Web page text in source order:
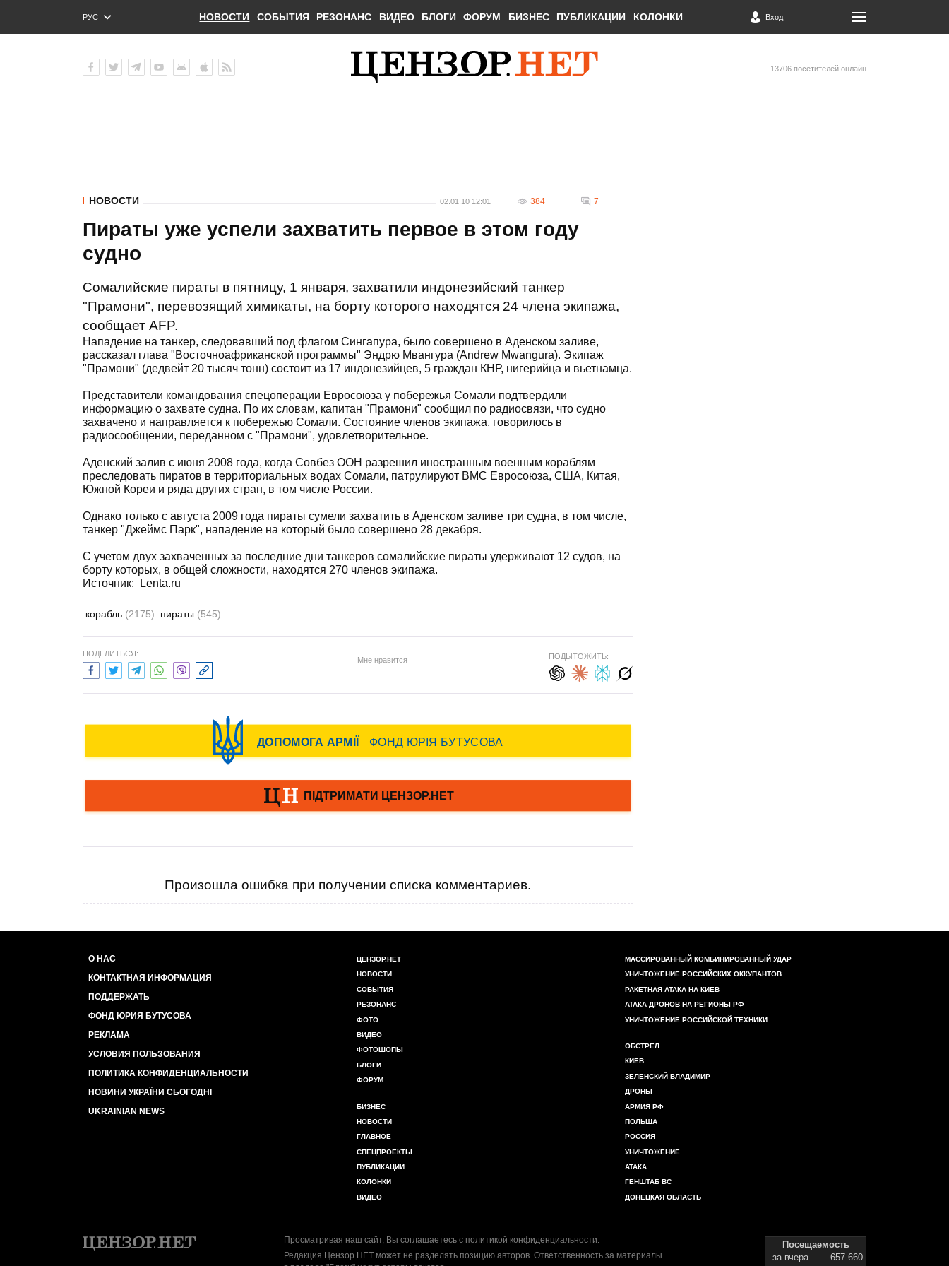
РУС
ENG
НОВОСТИ СОБЫТИЯ РЕЗОНАНС ВИДЕО БЛОГИ ФОРУМ БИЗНЕС ПУБЛИКАЦИИ КОЛОНКИ Вход
13706 посетителей онлайн
НОВОСТИ 02.01.10 12:01 384 7
Пираты уже успели захватить первое в этом году
судно
Сомалийские пираты в пятницу, 1 января, захватили индонезийский танкер
"Прамони", перевозящий химикаты, на борту которого находятся 24 члена экипажа,
сообщает AFP.
Нападение на танкер, следовавший под флагом Сингапура, было совершено в Аденском заливе,
рассказал глава "Восточноафриканской программы" Эндрю Мвангура (Andrew Mwangura). Экипаж
"Прамони" (дедвейт 20 тысяч тонн) состоит из 17 индонезийцев, 5 граждан КНР, нигерийца и вьетнамца.
Представители командования спецоперации Евросоюза у побережья Сомали подтвердили
информацию о захвате судна. По их словам, капитан "Прамони" сообщил по радиосвязи, что судно
захвачено и направляется к побережью Сомали. Состояние членов экипажа, говорилось в
радиосообщении, переданном с "Прамони", удовлетворительное.
Аденский залив с июня 2008 года, когда Совбез ООН разрешил иностранным военным кораблям
преследовать пиратов в территориальных водах Сомали, патрулируют ВМС Евросоюза, США, Китая,
Южной Кореи и ряда других стран, в том числе России.
Однако только с августа 2009 года пираты сумели захватить в Аденском заливе три судна, в том числе,
танкер "Джеймс Парк", нападение на который было совершено 28 декабря.
С учетом двух захваченных за последние дни танкеров сомалийские пираты удерживают 12 судов, на
борту которых, в общей сложности, находятся 270 членов экипажа.
Источник: Lenta.ru
корабль (2175) пираты (545)
ПОДЕЛИТЬСЯ:
Мне нравится ПОДЫТОЖИТЬ:
Произошла ошибка при получении списка комментариев.
О НАС
КОНТАКТНАЯ ИНФОРМАЦИЯ
ПОДДЕРЖАТЬ
ФОНД ЮРИЯ БУТУСОВА
РЕКЛАМА
УСЛОВИЯ ПОЛЬЗОВАНИЯ
ПОЛИТИКА КОНФИДЕНЦИАЛЬНОСТИ
НОВИНИ УКРАЇНИ СЬОГОДНІ
UKRAINIAN NEWS
ЦЕНЗОР.НЕТ
НОВОСТИ
СОБЫТИЯ
РЕЗОНАНС
ФОТО
ВИДЕО
ФОТОШОПЫ
БЛОГИ
ФОРУМ
БИЗНЕС
НОВОСТИ
ГЛАВНОЕ
СПЕЦПРОЕКТЫ
ПУБЛИКАЦИИ
КОЛОНКИ
ВИДЕО
МАССИРОВАННЫЙ КОМБИНИРОВАННЫЙ УДАР
УНИЧТОЖЕНИЕ РОССИЙСКИХ ОККУПАНТОВ
РАКЕТНАЯ АТАКА НА КИЕВ
АТАКА ДРОНОВ НА РЕГИОНЫ РФ
УНИЧТОЖЕНИЕ РОССИЙСКОЙ ТЕХНИКИ
ОБСТРЕЛ
КИЕВ
ЗЕЛЕНСКИЙ ВЛАДИМИР
ДРОНЫ
АРМИЯ РФ
ПОЛЬША
РОССИЯ
УНИЧТОЖЕНИЕ
АТАКА
ГЕНШТАБ ВС
ДОНЕЦКАЯ ОБЛАСТЬ
Просматривая наш сайт, Вы соглашаетесь с политикой конфиденциальности.
Редакция Цензор.НЕТ может не разделять позицию авторов. Ответственность за материалы
Посещаемость
за вчера
657 660